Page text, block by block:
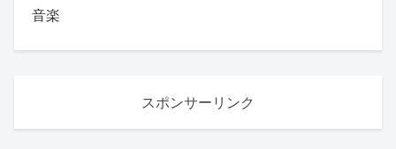
音楽
スポンサーリンク